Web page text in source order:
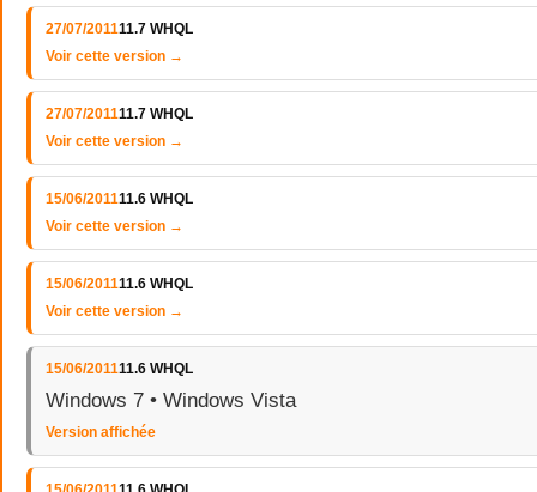
27/07/201111.7 WHQL
Voir cette version →
27/07/201111.7 WHQL
Voir cette version →
15/06/201111.6 WHQL
Voir cette version →
15/06/201111.6 WHQL
Voir cette version →
15/06/201111.6 WHQL
Windows 7 • Windows Vista
Version affichée